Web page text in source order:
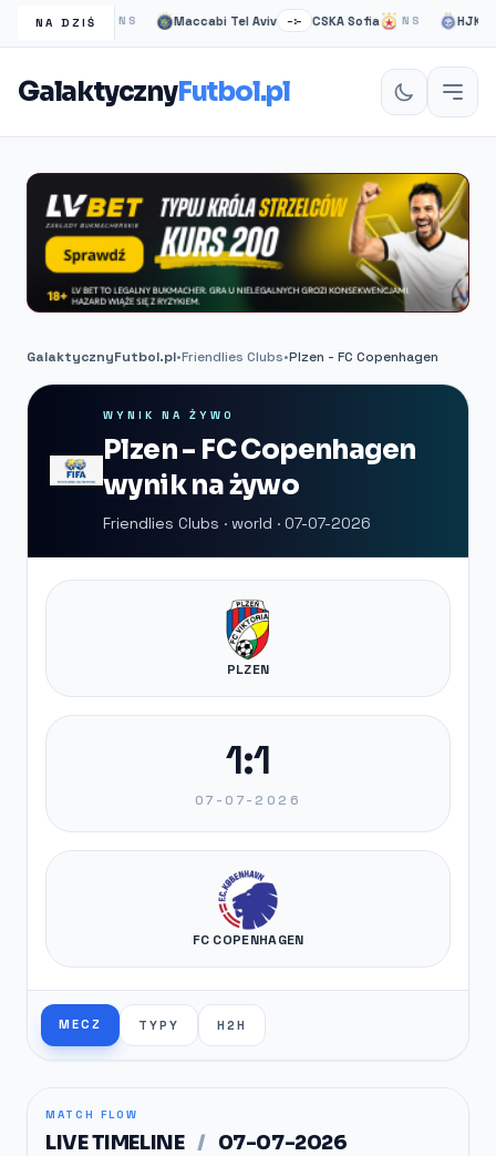
NA DZIŚ
Rangers NS Maccabi Tel Aviv –:– CSKA Sofia NS HJK
GalaktycznyFutbol.pl
GalaktycznyFutbol.pl•Friendlies Clubs•Plzen - FC Copenhagen
WYNIK NA ŻYWO
Plzen - FC Copenhagen
wynik na żywo
Friendlies Clubs · world · 07-07-2026
PLZEN
1:1
07-07-2026
FC COPENHAGEN
MECZ TYPY H2H
MATCH FLOW
LIVE TIMELINE / 07-07-2026